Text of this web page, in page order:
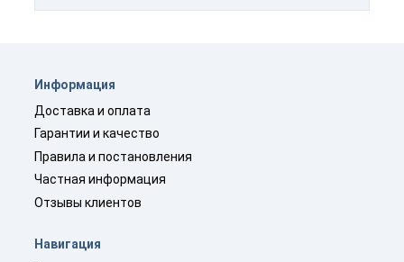
Информация
Доставка и оплата
Гарантии и качество
Правила и постановления
Частная информация
Отзывы клиентов
Навигация